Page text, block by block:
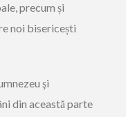
precum și
noi bisericești
şi
din această parte